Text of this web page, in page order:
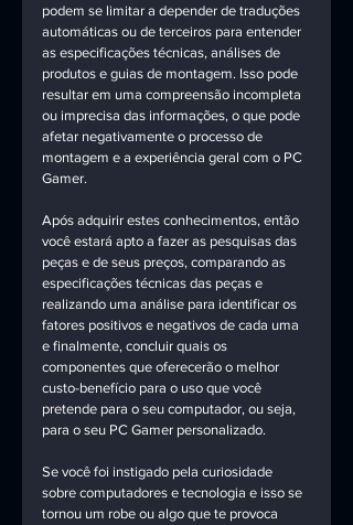
podem se limitar a depender de traduções
automáticas ou de terceiros para entender
as especificações técnicas, análises de
produtos e guias de montagem. Isso pode
resultar em uma compreensão incompleta
ou imprecisa das informações, o que pode
afetar negativamente o processo de
montagem e a experiência geral com o PC
Gamer.
Após adquirir estes conhecimentos, então
você estará apto a fazer as pesquisas das
peças e de seus preços, comparando as
especificações técnicas das peças e
realizando uma análise para identificar os
fatores positivos e negativos de cada uma
e finalmente, concluir quais os
componentes que oferecerão o melhor
custo-benefício para o uso que você
pretende para o seu computador, ou seja,
para o seu PC Gamer personalizado.
Se você foi instigado pela curiosidade
sobre computadores e tecnologia e isso se
tornou um robe ou algo que te provoca